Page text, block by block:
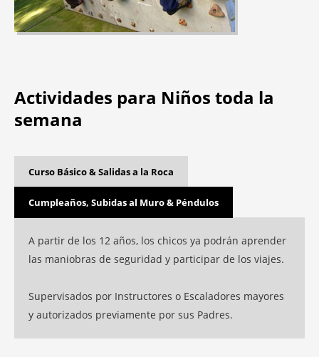
Actividades para Niños toda la
semana
Curso Básico & Salidas a la Roca
Cumpleaños, Subidas al Muro & Péndulos
A partir de los 12 años, los chicos ya podrán aprender
las maniobras de seguridad y participar de los viajes.
Supervisados por Instructores o Escaladores mayores
y autorizados previamente por sus Padres.